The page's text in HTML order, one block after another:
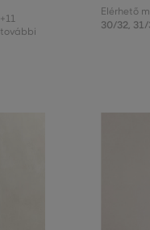
+11
további
Elérhető
30/32,